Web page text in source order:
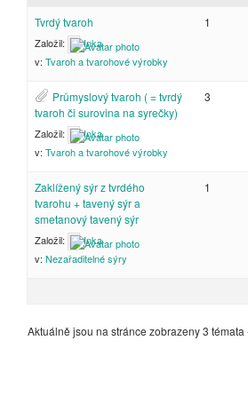
Tvrdý tvaroh
Založil:
Inka
v: Tvaroh a tvarohové výrobky
1
Průmyslový tvaroh ( = tvrdý
tvaroh či surovina na syrečky)
Založil:
Inka
v: Tvaroh a tvarohové výrobky
3
Zaklížený sýr z tvrdého
tvarohu + tavený sýr a
smetanový tavený sýr
Založil:
Inka
v: Nezařaditelné sýry
1
Aktuálně jsou na stránce zobrazeny 3 témata